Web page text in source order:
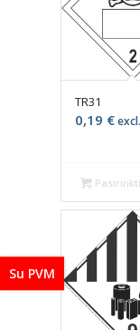
TR31
0,19 €
Su PVM